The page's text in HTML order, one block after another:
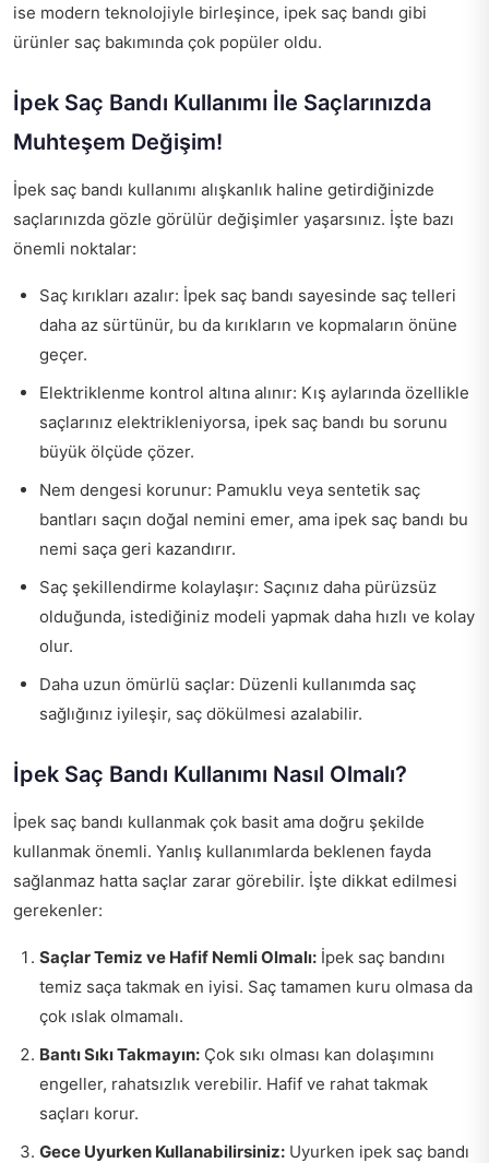
ise modern teknolojiyle birleşince, ipek saç bandı gibi
ürünler saç bakımında çok popüler oldu.
İpek Saç Bandı Kullanımı İle Saçlarınızda
Muhteşem Değişim!
İpek saç bandı kullanımı alışkanlık haline getirdiğinizde
saçlarınızda gözle görülür değişimler yaşarsınız. İşte bazı
önemli noktalar:
Saç kırıkları azalır: İpek saç bandı sayesinde saç telleri
daha az sürtünür, bu da kırıkların ve kopmaların önüne
geçer.
Elektriklenme kontrol altına alınır: Kış aylarında özellikle
saçlarınız elektrikleniyorsa, ipek saç bandı bu sorunu
büyük ölçüde çözer.
Nem dengesi korunur: Pamuklu veya sentetik saç
bantları saçın doğal nemini emer, ama ipek saç bandı bu
nemi saça geri kazandırır.
Saç şekillendirme kolaylaşır: Saçınız daha pürüzsüz
olduğunda, istediğiniz modeli yapmak daha hızlı ve kolay
olur.
Daha uzun ömürlü saçlar: Düzenli kullanımda saç
sağlığınız iyileşir, saç dökülmesi azalabilir.
İpek Saç Bandı Kullanımı Nasıl Olmalı?
İpek saç bandı kullanmak çok basit ama doğru şekilde
kullanmak önemli. Yanlış kullanımlarda beklenen fayda
sağlanmaz hatta saçlar zarar görebilir. İşte dikkat edilmesi
gerekenler:
Saçlar Temiz ve Hafif Nemli Olmalı: İpek saç bandını
temiz saça takmak en iyisi. Saç tamamen kuru olmasa da
çok ıslak olmamalı.
Bantı Sıkı Takmayın: Çok sıkı olması kan dolaşımını
engeller, rahatsızlık verebilir. Hafif ve rahat takmak
saçları korur.
Gece Uyurken Kullanabilirsiniz: Uyurken ipek saç bandı